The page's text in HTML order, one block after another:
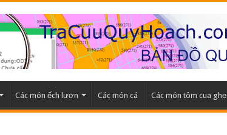
Các món ếch lươn Các món cá Các món tôm cua ghẹ